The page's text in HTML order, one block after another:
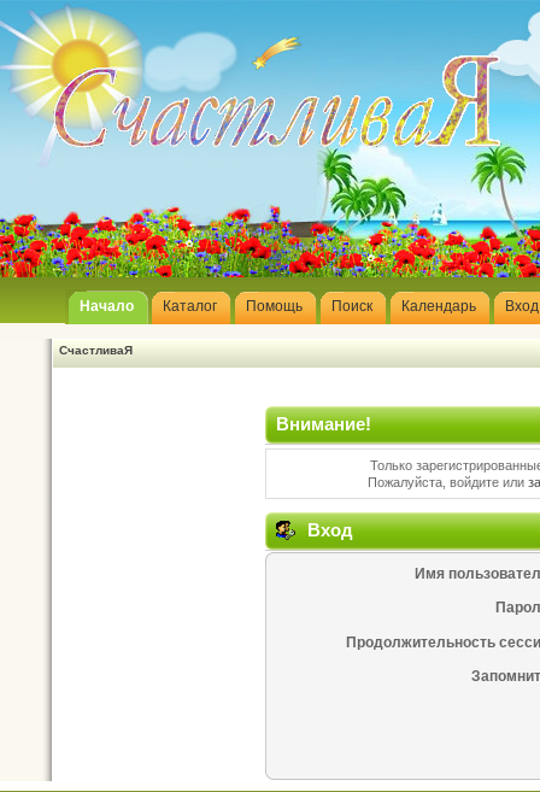
Начало Каталог Помощь Поиск Календарь Вход
СчастливаЯ
Внимание!
Только
Пожалуйста, войдите или
Вход
Имя
Продолжительность